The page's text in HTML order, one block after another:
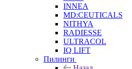
INNEA
MD:CEUTICALS
NITHYA
RADIESSE
ULTRACOL
IQ LIFT
Пилинги